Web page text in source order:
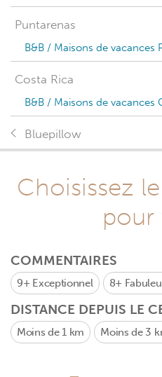
Puntarenas
B&B / Maisons de vacances
Costa Rica
B&B / Maisons de vacances
Bluepillow
Choisissez
pour
COMMENTAIRES
9+ Exceptionnel 8+
DISTANCE DEPUIS LE
Moins de 1 km Moins de 3